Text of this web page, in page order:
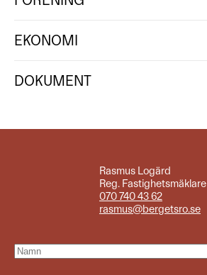
EKONOMI
DOKUMENT
Rasmus Logärd
Reg. Fastighetsmäklare
070 740 43 62
rasmus@bergetsro.se